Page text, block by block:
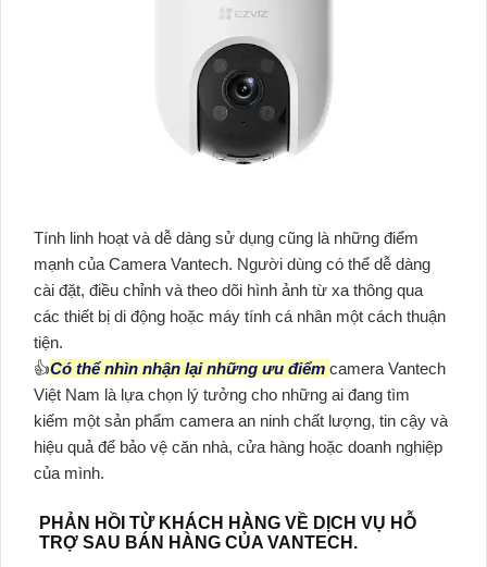
Tính linh hoạt và dễ dàng sử dụng cũng là những điểm
mạnh của Camera Vantech. Người dùng có thể dễ dàng
cài đặt, điều chỉnh và theo dõi hình ảnh từ xa thông qua
các thiết bị di động hoặc máy tính cá nhân một cách thuận
tiện.
👍Có thể nhìn nhận lại những ưu điểm camera Vantech
Việt Nam là lựa chọn lý tưởng cho những ai đang tìm
kiếm một sản phẩm camera an ninh chất lượng, tin cậy và
hiệu quả để bảo vệ căn nhà, cửa hàng hoặc doanh nghiệp
của mình.
PHẢN HỒI TỪ KHÁCH HÀNG VỀ DỊCH VỤ HỖ
TRỢ SAU BÁN HÀNG CỦA VANTECH.